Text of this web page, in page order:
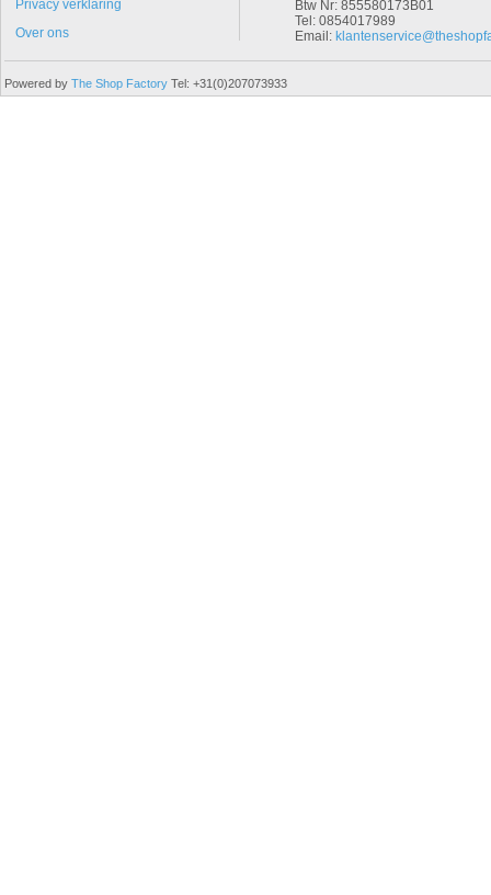
Privacy verklaring
Over ons
Btw Nr: 855580173B01
Tel: 0854017989
Email:
Powered by The Shop Factory Tel: +31(0)207073933